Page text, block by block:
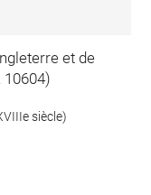
et de
10604)
siècle)